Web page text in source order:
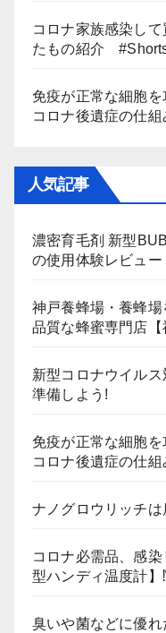
コロナ家族感染し
たもの紹介
免疫が正常な細胞
コロナ後遺症の仕組
人気記事
濃密育毛剤 新型
の使用体験レビュー
神戸養蜂場・養蜂
品質な蜂蜜専門店【
新型コロナウイル
準備しよう!
免疫が正常な細胞
コロナ後遺症の仕組
ナノグロウリッチ
コロナ必需品、感
型ハンディ温度計】
臭いや菌などに優